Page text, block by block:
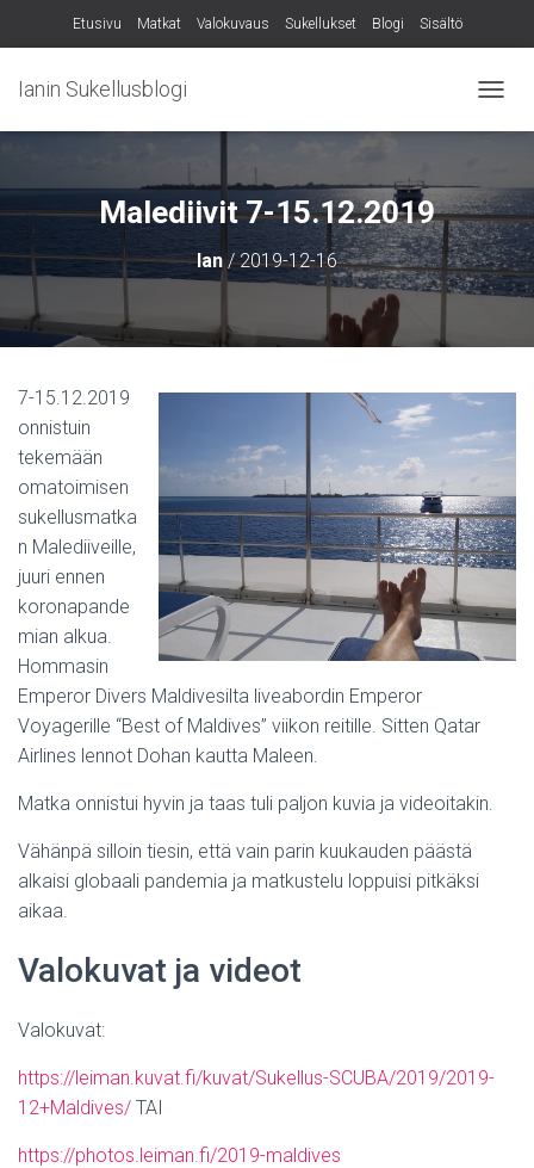
Etusivu Matkat Valokuvaus Sukellukset Blogi Sisältö
Ianin Sukellusblogi
A
G
O
I
N
T
P
O
I
S
Malediivit 7-15.12.2019
Ian/2019-12-16
7-15.12.2019
onnistuin
tekemään
omatoimisen
sukellusmatka
n Malediiveille,
juuri ennen
koronapande
mian alkua.
Hommasin
Emperor Divers Maldivesilta liveabordin Emperor
Voyagerille “Best of Maldives” viikon reitille. Sitten Qatar
Airlines lennot Dohan kautta Maleen.
Matka onnistui hyvin ja taas tuli paljon kuvia ja videoitakin.
Vähänpä silloin tiesin, että vain parin kuukauden päästä
alkaisi globaali pandemia ja matkustelu loppuisi pitkäksi
aikaa.
Valokuvat ja videot
Valokuvat:
https://leiman.kuvat.fi/kuvat/Sukellus-SCUBA/2019/2019-
12+Maldives/ TAI
https://photos.leiman.fi/2019-maldives